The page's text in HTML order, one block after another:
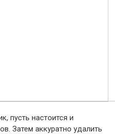
пусть настоится и
Затем аккуратно удалить